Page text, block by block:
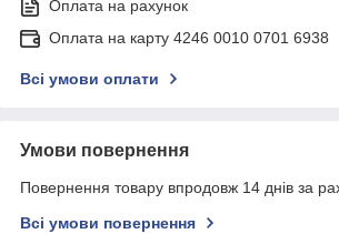
Оплата на рахунок
Оплата на карту 4246 0010 0701 6938
Всі умови оплати
Умови повернення
Повернення товару впродовж 14 днів за
Всі умови повернення